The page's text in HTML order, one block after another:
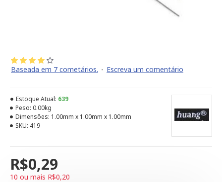
Baseada em 7 cometários. - Escreva um comentário
R$0,29
10 ou mais R$0,20
Estoque Atual: 639
Peso: 0.00kg
Dimensões: 1.00mm x 1.00mm x 1.00mm
SKU: 419